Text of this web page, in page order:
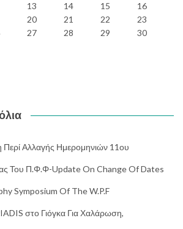
13 14 15
16
20 21 22
23
27 28 29
30
Αλλαγής Ημερομηνιών 11ου
Του Π.Φ.Φ-Update On Change Of Dates
Symposium Of The W.P.F
στο Γιόγκα Για Χαλάρωση,